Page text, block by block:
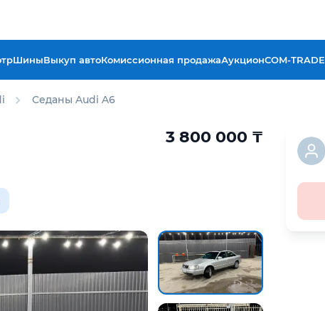
ШиныВыкуп автоКомиссионная продажаАукционCOM-TRADE
Седаны Audi A6
3 800 000 ₸